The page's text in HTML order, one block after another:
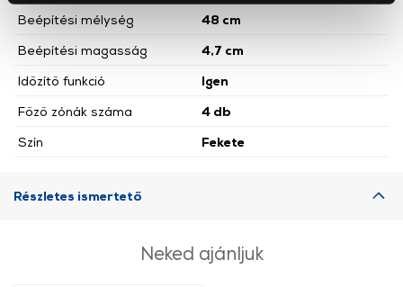
okat használ, melyeket az Ön gépén tárol a rendszer. A
cookie-k személyazonosítására nem alkalmasak,
szolgáltatásaink biztosításához szükségesek. Az oldal
használatával Ön elfogadja a cookie-k használatát.
További információk:
és Adatvédelem
Beépítési mélység
48 cm
Beépítési magasság
4,7 cm
Időzítő funkció
Igen
Főző zónák száma
4 db
Szín
Fekete
Részletes ismertető
Neked ajánljuk